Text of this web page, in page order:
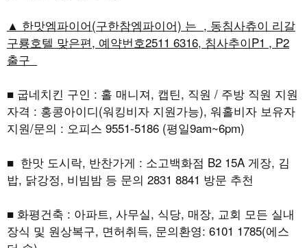
▲ 한맛엠파이어(구한참엠파이어) 는 , 동침사츄이 리갈
구룡호텔 맞은편, 예약번호2511 6316, 침사추이P1 , P2
출구
■ 굽네치킨 구인 : 홀 매니져, 캡틴, 직원 / 주방 직원 지원
자격 : 홍콩아이디(워킹비자 지원가능), 워홀비자 보유자
지원/문의 : 오피스 9551-5186 (평일9am~6pm)
■ 한맛 도시락, 반찬가게 : 소고백화점 B2 15A 게장, 김
밥, 닭강정, 비빔밤 등 문의 2831 8841 방문 추천
■ 화평건축 : 아파트, 사무실, 식당, 매장, 교회 모든 실내
장식 및 원상복구, 면허취득, 문의환영: 6101 1785(에스